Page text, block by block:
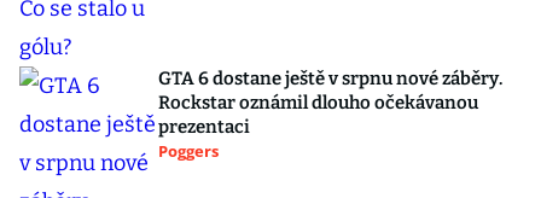
GTA 6 dostane ještě v srpnu nové záběry.
Rockstar oznámil dlouho očekávanou
prezentaci
Poggers